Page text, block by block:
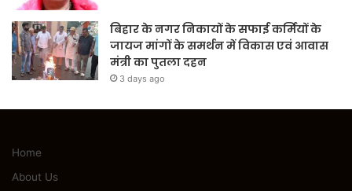
बिहार के नगर निकायों के सफाई कर्मियों के
जायज मांगों के समर्थन में विकास एवं आवास
मंत्री का पुतला दहन
3 days ago
Home
About Us